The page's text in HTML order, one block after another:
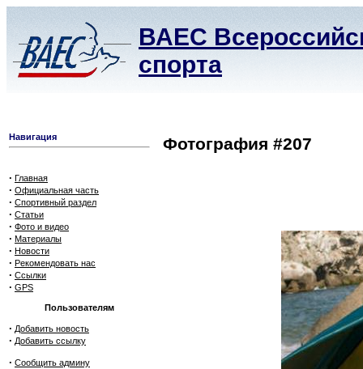
ВАЕС
спорта
Навигация
· Главная
· Официальная часть
· Спортивный раздел
· Статьи
· Фото и видео
· Материалы
· Новости
· Рекомендовать нас
· Ссылки
· GPS
Пользователям
· Добавить новость
· Добавить ссылку
· Сообщить админу
Фотография #207